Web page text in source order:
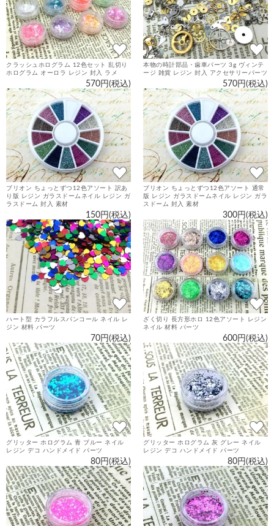
クラッシュホログラム 12色セット 乱切り
ホログラム オーロラ レジン 封入 ラメ
570円(税込)
本物の時計部品・歯車パーツ 3g ヴィンテ
ージ 雑貨 レジン 封入 アクセサリーパーツ
570円(税込)
ブリオン ちょっとずつ12色アソート 訳あ
り版 レジン ガラスドームネイル レジン ガ
ラスドーム 封入 素材
150円(税込)
ブリオン ちょっとずつ12色アソート 通常
版 レジン ガラスドームネイル レジン ガラ
スドーム 封入 素材
300円(税込)
ハート型 カラフルスパンコール ネイル レ
ジン 材料 パーツ
70円(税込)
ざく切り 長方形ホロ 12色アソート レジン
ネイル 材料 パーツ
600円(税込)
グリッター ホログラム 青 ブルー ネイル
レジン デコ ハンドメイド パーツ
80円(税込)
グリッター ホログラム 灰 グレー ネイル
レジン デコ ハンドメイド パーツ
80円(税込)